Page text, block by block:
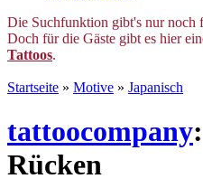
Die Suchfunktion gibt's nur noch
Doch für die Gäste gibt es hier
Tattoos.
Startseite » Motive » Japanisch
tattoocompany
Rücken